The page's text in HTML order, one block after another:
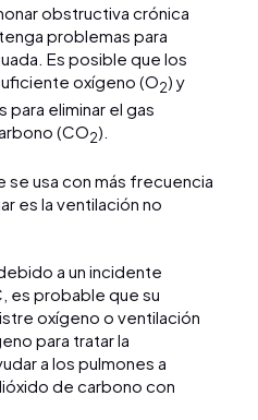
obstructiva crónica
problemas para
Es posible que los
oxígeno (O2) y
eliminar el gas
(CO2).
se usa con más frecuencia
es la ventilación no
a un incidente
es probable que su
oxígeno o ventilación
para tratar la
a los pulmones a
de carbono con